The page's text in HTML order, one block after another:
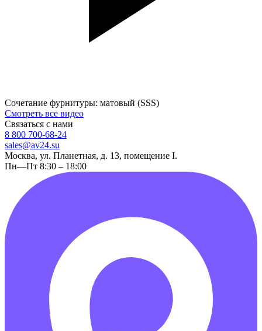
Сочетание фурнитуры: матовый (SSS)
Смотреть все видео
Связаться с нами
8 800 700-68-24
sales@av24.su
Москва, ул. Планетная, д. 13, помещение I.
Пн—Пт 8:30 – 18:00